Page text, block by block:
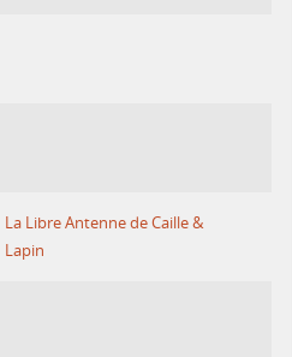
La Libre Antenne de Caille &
Lapin